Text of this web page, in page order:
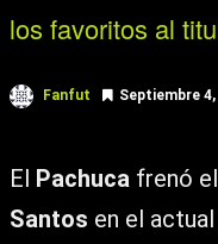
los favoritos al
Fanfut Septiembre 4,
El Pachuca frenó
Santos en el